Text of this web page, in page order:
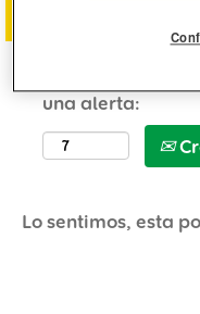
una alerta:
Lo sentimos, esta